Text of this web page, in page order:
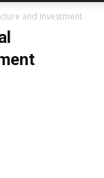
and Investment